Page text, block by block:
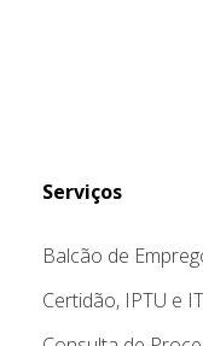
Serviços
Balcão de
Certidão, IPTU e